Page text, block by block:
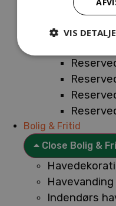
Bolig & Fritid
Close Bolig &
Havevanding
Indendørs
VIS